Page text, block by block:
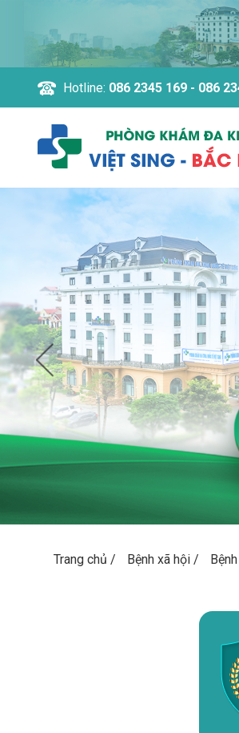
Hotline: 086 2345 169 - 086
Trang chủ / Bệnh xã hội /